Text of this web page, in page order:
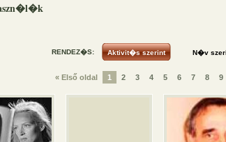
RENDEZ�S:
« Első oldal 1 2 3 4 5 6 7 8 9